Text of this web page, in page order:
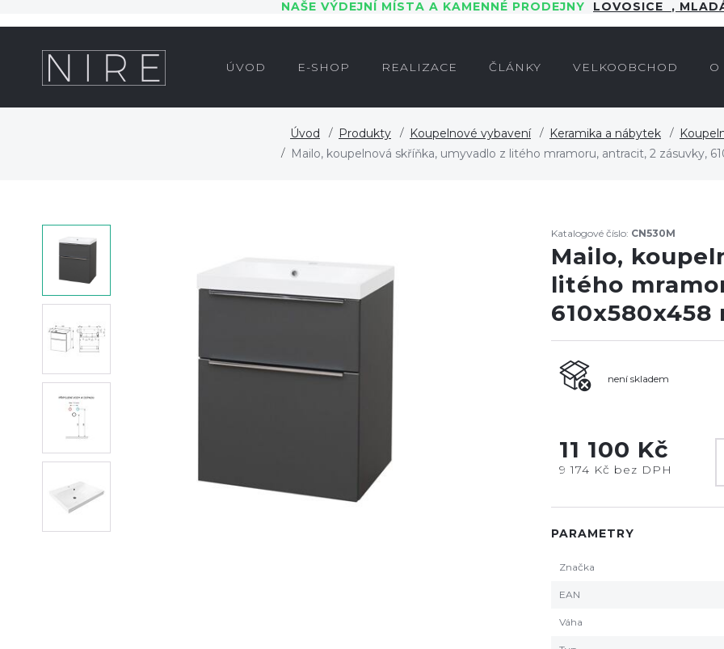
NAŠE VÝDEJNÍ MÍSTA A KAMENNÉ PRODEJNY LOVOSICE ,
ÚVOD E-SHOP REALIZACE ČLÁNKY VELKOOBCHOD O
Úvod Produkty Koupelnové vybavení Keramika a nábytek
Mailo, koupelnová skříňka, umyvadlo z litého mramoru, antracit, 2 zásuvky,
Katalogové číslo: CN530M
Mailo,
litého
610x580x458
není skladem
11 100 Kč
9 174 Kč bez DPH
PARAMETRY
Značka
EAN
Váha